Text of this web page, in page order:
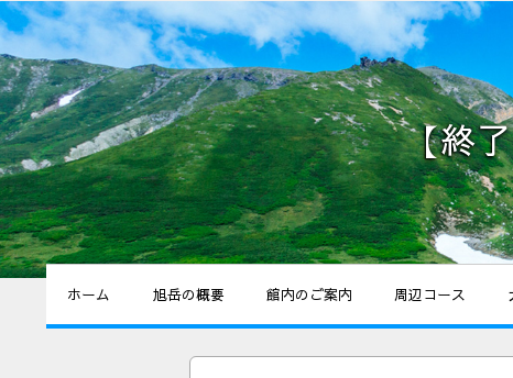
【終
ホーム 旭岳の概要 館内のご案内 周辺コース